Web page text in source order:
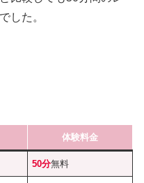
した。
体験料金
50分無料